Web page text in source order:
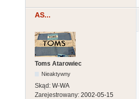
AS...
Toms Atarowiec
Nieaktywny
Skąd: W-WA
Zarejestrowany: 2002-05-15